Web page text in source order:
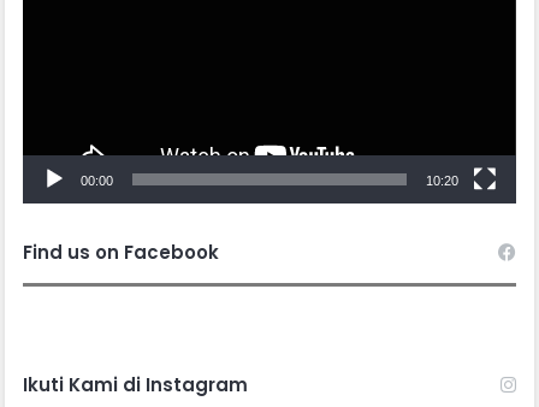
00:00 10:20
Find us on Facebook
Ikuti Kami di Instagram